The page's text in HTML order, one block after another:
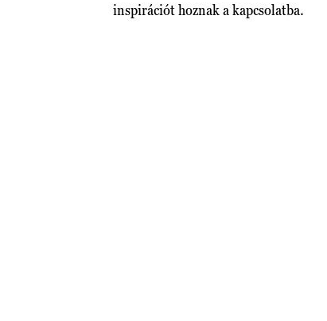
inspirációt hoznak a kapcsolatba.